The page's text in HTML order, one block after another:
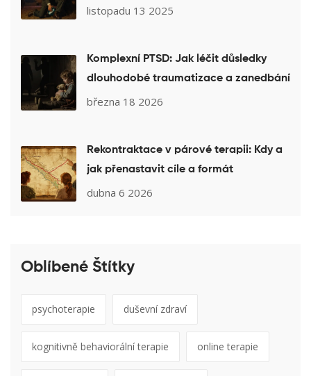
službu
listopadu 13 2025
Komplexní PTSD: Jak léčit důsledky
dlouhodobé traumatizace a zanedbání
března 18 2026
Rekontraktace v párové terapii: Kdy a
jak přenastavit cíle a formát
dubna 6 2026
Oblíbené Štítky
psychoterapie duševní zdraví
kognitivně behaviorální terapie online terapie